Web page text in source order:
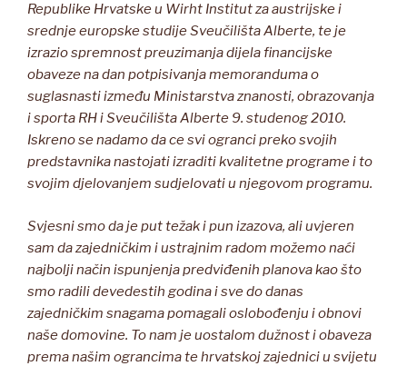
Republike Hrvatske u Wirht Institut za austrijske i
srednje europske studije Sveučilišta Alberte, te je
izrazio spremnost preuzimanja dijela financijske
obaveze na dan potpisivanja memoranduma o
suglasnasti između Ministarstva znanosti, obrazovanja
i sporta RH i Sveučilišta Alberte 9. studenog 2010.
Iskreno se nadamo da ce svi ogranci preko svojih
predstavnika nastojati izraditi kvalitetne programe i to
svojim djelovanjem sudjelovati u njegovom programu.
Svjesni smo da je put težak i pun izazova, ali uvjeren
sam da zajedničkim i ustrajnim radom možemo naći
najbolji način ispunjenja predviđenih planova kao što
smo radili devedestih godina i sve do danas
zajedničkim snagama pomagali oslobođenju i obnovi
naše domovine. To nam je uostalom dužnost i obaveza
prema našim ograncima te hrvatskoj zajednici u svijetu